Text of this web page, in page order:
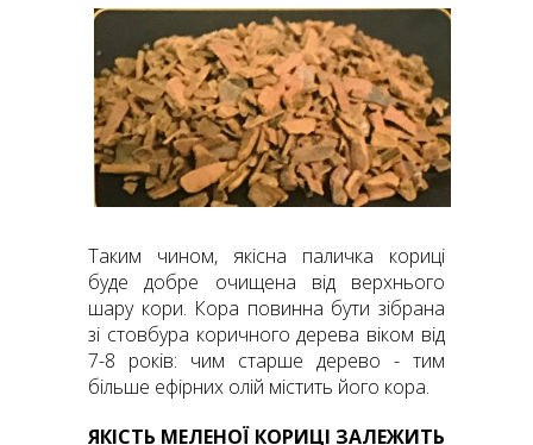
Таким чином, якісна паличка кориці
буде добре очищена від верхнього
шару кори. Кора повинна бути зібрана
зі стовбура коричного дерева віком від
7-8 років: чим старше дерево - тим
більше ефірних олій містить його кора.
ЯКІСТЬ МЕЛЕНОЇ КОРИЦІ ЗАЛЕЖИТЬ